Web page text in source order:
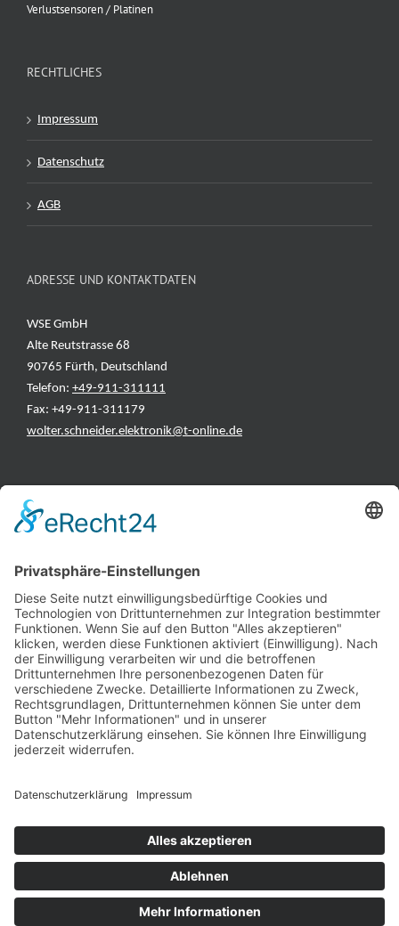
Verlustsensoren / Platinen
RECHTLICHES
Impressum
Datenschutz
AGB
ADRESSE UND KONTAKTDATEN
WSE GmbH
Alte Reutstrasse 68
90765 Fürth, Deutschland
Telefon: +49-911-311111
Fax: +49-911-311179
wolter.schneider.elektronik@t-online.de
INFORMATIONEN
Fehlerliste
Impressum
Datenschutzerklärung
AGB
© Copyright2026 | Powered byInternetagentur Nürnberg| All Rights
Reserved